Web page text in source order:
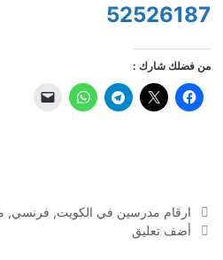
52526187
من فضلك شارك :
التصنيفات
ارقام مدرسين في الكويت, فرنسي,
أضف تعليق